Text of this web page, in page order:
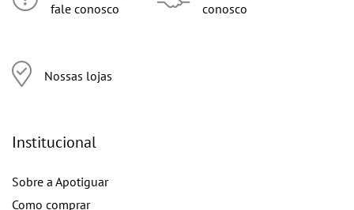
fale conosco
Nossas lojas
conosco
Institucional
Sobre a Apotiguar
Como comprar